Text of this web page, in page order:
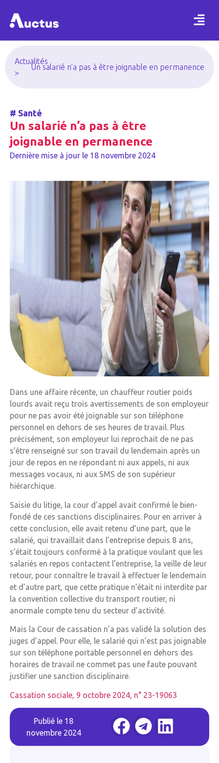
Actualités
>
Un salarié n’a pas à être joignable en permanence
# Santé
Un salarié n’a pas à être
joignable en permanence
Dernière mise à jour le 18 novembre 2024
Dans une affaire récente, un chauffeur routier poids
lourds avait reçu trois avertissements de son employeur
pour ne pas avoir été joignable sur son téléphone
personnel en dehors de ses heures de travail. Plus
précisément, son employeur lui reprochait de ne pas
s’être renseigné sur son travail du lendemain après un
jour de repos en ne répondant ni aux appels, ni aux
messages vocaux, ni aux SMS de son supérieur
hiérarchique.
Saisie du litige, la cour d’appel avait confirmé le bien-
fondé de ces sanctions disciplinaires. Pour en arriver à
cette conclusion, elle avait retenu d’une part, que le
salarié, qui travaillait dans l’entreprise depuis 8 ans,
s’était toujours conformé à la pratique voulant que les
salariés en repos contactent l’entreprise, la veille de leur
retour, pour connaître le travail à effectuer le lendemain
et d’autre part, que cette pratique n’était ni interdite par
la convention collective du transport routier, ni
anormale compte tenu du secteur d’activité.
Mais la Cour de cassation n’a pas validé la solution des
juges d’appel. Pour elle, le salarié qui n’est pas joignable
sur son téléphone portable personnel en dehors des
horaires de travail ne commet pas une faute pouvant
justifier une sanction disciplinaire.
Cassation sociale, 9 octobre 2024, n° 23-19063
Publié le 18
novembre 2024